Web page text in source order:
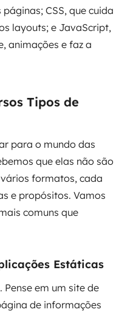
CSS, que cuida
layouts; e JavaScript,
animações e faz a
Tipos de
para o mundo das
que elas não são
formatos, cada
e propósitos. Vamos
comuns que
Estáticas
Pense em um site de
de informações